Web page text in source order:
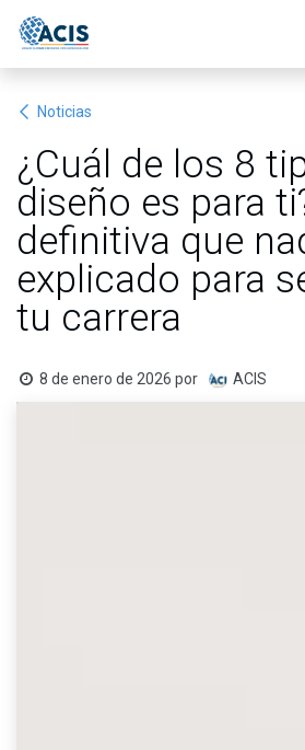
Noticias
¿Cuál de los 8
diseño es para
definitiva que
explicado para
tu carrera
8 de enero de 2026 por ACIS